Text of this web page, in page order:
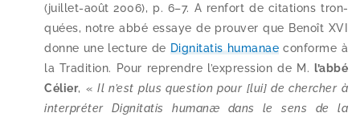
(juillet-​août 2006), p. 6–7. A ren­fort de cita­tions tron­
quées, notre abbé essaye de prou­ver que Benoît XVI
donne une lec­ture de Dignitatis huma­nae conforme à
la Tradition. Pour reprendre l’ex­pres­sion de M. l’ab­bé
Célier, «Il n’est plus ques­tion pour [lui] de cher­cher à
inter­pré­ter Dignitatis humanæ dans le sens de la